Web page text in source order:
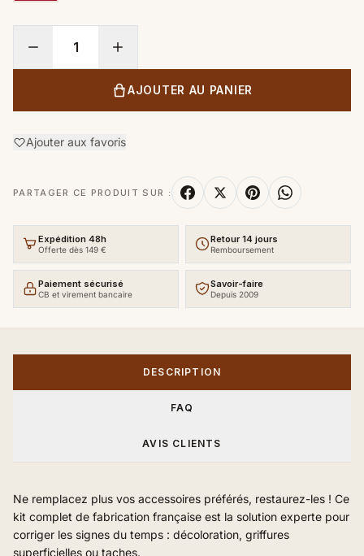
AJOUTER AU PANIER
Ajouter aux favoris
PARTAGER CE PRODUIT SUR :
Expédition 48h
Offerte dès 149 €
Retour 14 jours
Remboursement
Paiement sécurisé
CB et virement bancaire
Savoir-faire
Depuis 2009
DESCRIPTION
FAQ
AVIS CLIENTS
Ne remplacez plus vos accessoires préférés, restaurez-les ! Ce
kit complet de fabrication française est la solution experte pour
corriger les signes du temps : décoloration, griffures
superficielles ou taches.